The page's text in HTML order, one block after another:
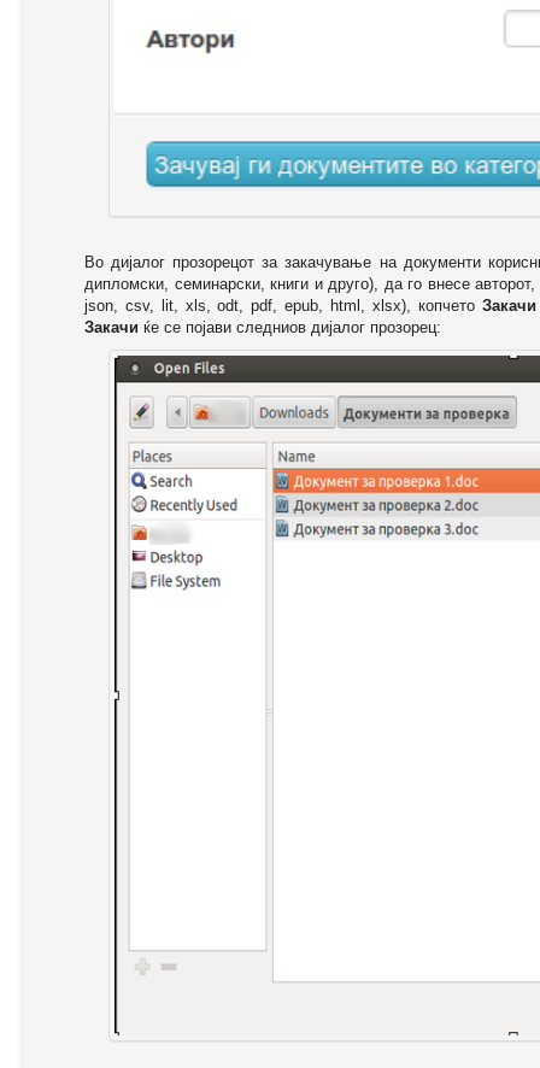
Во дијалог прозорецот за закачување на документи
дипломски, семинарски, книги и друго), да го внесе
json, csv, lit, xls, odt, pdf, epub, html, xlsx), копчето Закачи
Закачи ќе се појави следниов дијалог прозорец: